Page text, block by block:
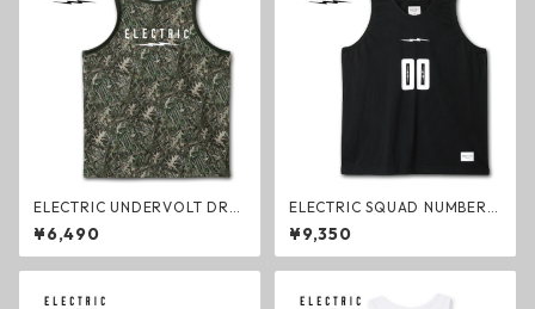
ELECTRIC UNDERVOLT DRY
TANK TREE CAMO ドライタ
ンクトップ ツリーカモ エレク
トリック ファッション
¥6,490
ELECTRIC SQUAD NUMBER
MESH TANK BLACK メッシュ
タンク ブラック エレクトリッ
ク タンクトップ ファッション
¥9,350